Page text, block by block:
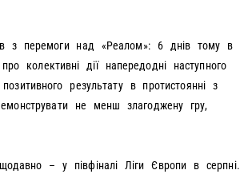
з перемоги над «Реалом»: 6 днів тому в
колективні дії напередодні наступного
результату в протистоянні з
не менш злагоджену гру,
– у півфіналі Ліги Європи в серпні.